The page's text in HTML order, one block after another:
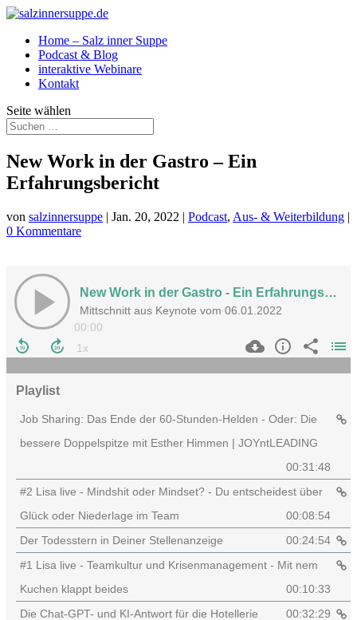
Home – Salz inner Suppe
Podcast & Blog
interaktive Webinare
Kontakt
Seite wählen
New Work in der Gastro – Ein
Erfahrungsbericht
von salzinnersuppe | Jan. 20, 2022 | Podcast, Aus- & Weiterbildung |
0 Kommentare